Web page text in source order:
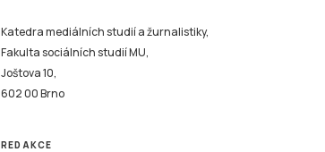
Katedra mediálních studií a žurnalistiky,
Fakulta sociálních studií MU,
Joštova 10,
602 00 Brno
REDAKCE